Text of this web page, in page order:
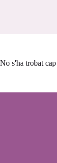
No s'ha trobat